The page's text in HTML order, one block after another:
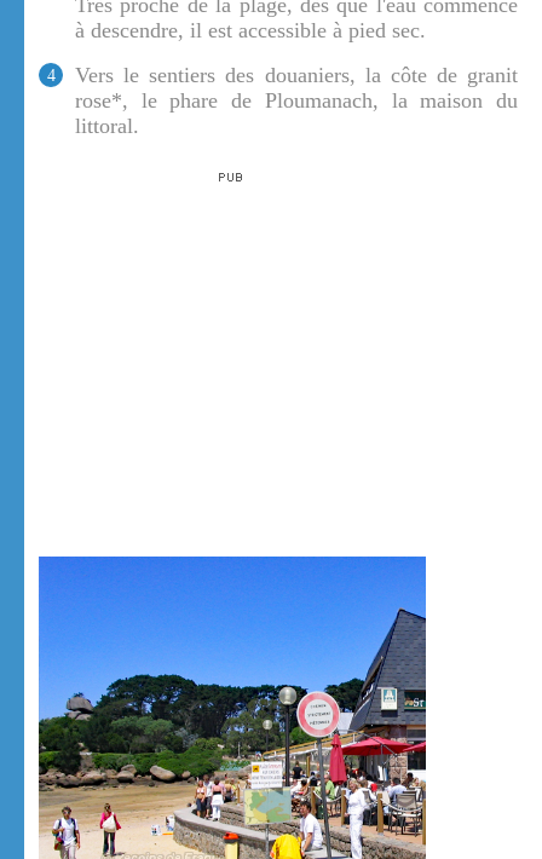
Très proche de la plage, dès que l'eau commence
à descendre, il est accessible à pied sec.
4
Vers le sentiers des douaniers, la côte de granit
rose*, le phare de Ploumanach, la maison du
littoral.